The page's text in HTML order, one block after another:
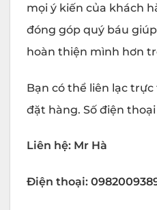
mọi ý kiến của khách
đóng góp quý báu
hoàn thiện mình hơn
Bạn có thể liên lạc
đặt hàng. Số điện thoại
Liên hệ: Mr Hà
Điện thoại: